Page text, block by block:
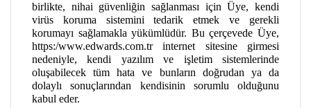
birlikte, nihai güvenliğin sağlanması için Üye, kendi
virüs koruma sistemini tedarik etmek ve gerekli
korumayı sağlamakla yükümlüdür. Bu çerçevede Üye,
https:/www.edwards.com.tr internet sitesine girmesi
nedeniyle, kendi yazılım ve işletim sistemlerinde
oluşabilecek tüm hata ve bunların doğrudan ya da
dolaylı sonuçlarından kendisinin sorumlu olduğunu
kabul eder.